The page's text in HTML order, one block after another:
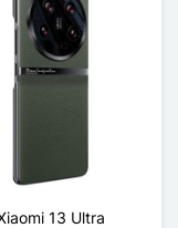
13 Ultra